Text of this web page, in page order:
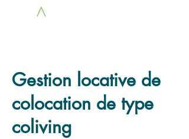
A
Gestion locative de
colocation de type
coliving